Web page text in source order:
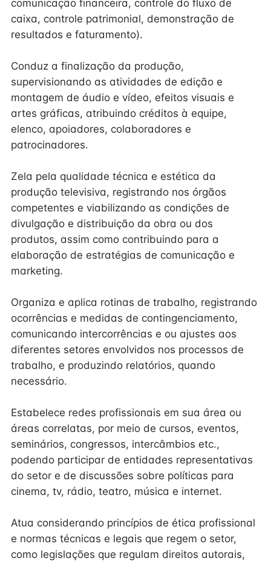
comunicação financeira, controle do fluxo de
caixa, controle patrimonial, demonstração de
resultados e faturamento).
Conduz a finalização da produção,
supervisionando as atividades de edição e
montagem de áudio e vídeo, efeitos visuais e
artes gráficas, atribuindo créditos à equipe,
elenco, apoiadores, colaboradores e
patrocinadores.
Zela pela qualidade técnica e estética da
produção televisiva, registrando nos órgãos
competentes e viabilizando as condições de
divulgação e distribuição da obra ou dos
produtos, assim como contribuindo para a
elaboração de estratégias de comunicação e
marketing.
Organiza e aplica rotinas de trabalho, registrando
ocorrências e medidas de contingenciamento,
comunicando intercorrências e ou ajustes aos
diferentes setores envolvidos nos processos de
trabalho, e produzindo relatórios, quando
necessário.
Estabelece redes profissionais em sua área ou
áreas correlatas, por meio de cursos, eventos,
seminários, congressos, intercâmbios etc.,
podendo participar de entidades representativas
do setor e de discussões sobre políticas para
cinema, tv, rádio, teatro, música e internet.
Atua considerando princípios de ética profissional
e normas técnicas e legais que regem o setor,
como legislações que regulam direitos autorais,